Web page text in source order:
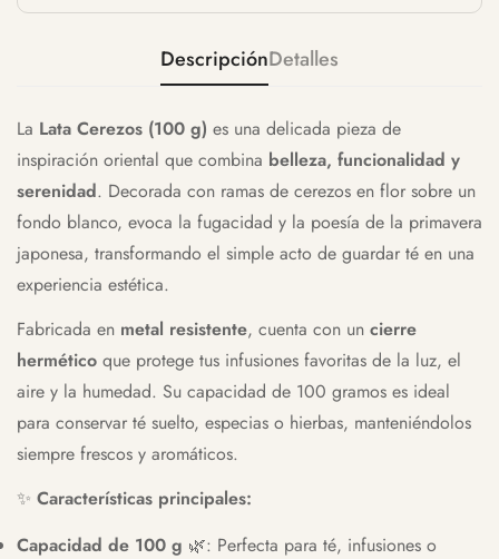
DescripciónDetalles
La Lata Cerezos (100 g) es una delicada pieza de
inspiración oriental que combina belleza, funcionalidad y
serenidad. Decorada con ramas de cerezos en flor sobre un
fondo blanco, evoca la fugacidad y la poesía de la primavera
japonesa, transformando el simple acto de guardar té en una
experiencia estética.
Fabricada en metal resistente, cuenta con un cierre
hermético que protege tus infusiones favoritas de la luz, el
aire y la humedad. Su capacidad de 100 gramos es ideal
para conservar té suelto, especias o hierbas, manteniéndolos
siempre frescos y aromáticos.
✨ Características principales:
Capacidad de 100 g 🌿: Perfecta para té, infusiones o